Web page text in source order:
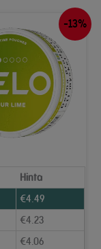
-13%
Hinta
€4.49
€4.23
€4.06